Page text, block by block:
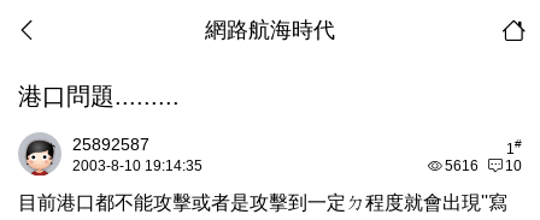
網路航海時代
港口問題.........
1#
25892587
5616 10
2003-8-10 19:14:35
目前港口都不能攻擊或者是攻擊到一定ㄉ程度就會出現''寫